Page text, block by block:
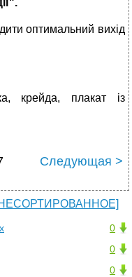
оптимальний вихід
крейда, плакат із
Следующая >
0
0
0